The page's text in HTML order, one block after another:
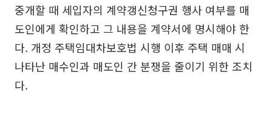
중개할 때 세입자의 계약갱신청구권 행사 여부를 매
도인에게 확인하고 그 내용을 계약서에 명시해야 한
다. 개정 주택임대차보호법 시행 이후 주택 매매 시
나타난 매수인과 매도인 간 분쟁을 줄이기 위한 조치
다.